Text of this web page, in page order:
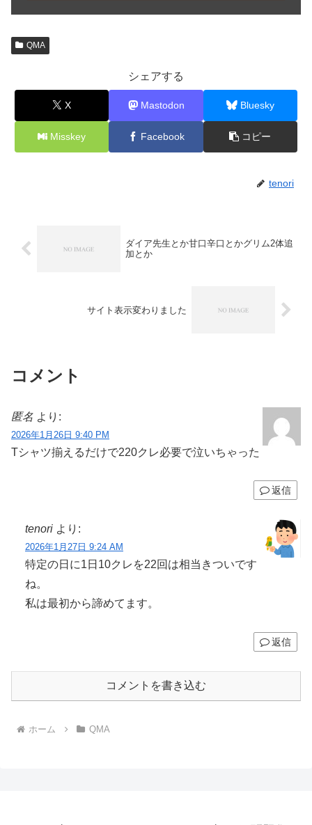
QMA
シェアする
X Mastodon Bluesky
Misskey Facebook コピー
tenori
ダイア先生とか甘口辛口とかグリム2体追
加とか
サイト表示変わりました
コメント
匿名 より:
2026年1月26日 9:40 PM
Tシャツ揃えるだけで220クレ必要で泣いちゃった
返信
tenori より:
2026年1月27日 9:24 AM
特定の日に1日10クレを22回は相当きついです
ね。
私は最初から諦めてます。
返信
コメントを書き込む
ホーム QMA